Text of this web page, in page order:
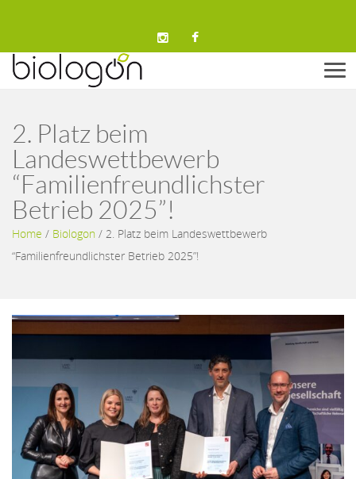
2. Platz beim
Landeswettbewerb
“Familienfreundlichster
Betrieb 2025”!
Home / Biologon / 2. Platz beim Landeswettbewerb
“Familienfreundlichster Betrieb 2025”!